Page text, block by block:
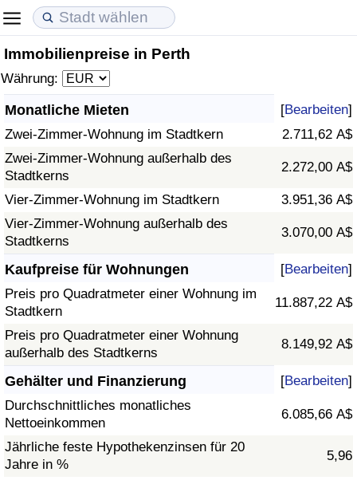
Immobilienpreise in Perth
Währung:
Monatliche Mieten [Bearbeiten]
Zwei-Zimmer-Wohnung im Stadtkern
2.711,62 A$
Zwei-Zimmer-Wohnung außerhalb des
Stadtkerns
2.272,00 A$
Vier-Zimmer-Wohnung im Stadtkern
3.951,36 A$
Vier-Zimmer-Wohnung außerhalb des
Stadtkerns
3.070,00 A$
Kaufpreise für Wohnungen [Bearbeiten]
Preis pro Quadratmeter einer Wohnung im
Stadtkern
11.887,22 A$
Preis pro Quadratmeter einer Wohnung
außerhalb des Stadtkerns
8.149,92 A$
Gehälter und Finanzierung [Bearbeiten]
Durchschnittliches monatliches
Nettoeinkommen
6.085,66 A$
Jährliche feste Hypothekenzinsen für 20
Jahre in %
5,96
Lebenshaltungskosten
Lebenshaltungskosten-Index (aktuell)
Lebenshaltungskosten-Index
Lebenshaltungskosten-Index nach Land
in Akaba
Immobilienpreise
Immobilienpreis-Index (aktuell)
Immobilienpreis-Index
Immobilienpreis-Index nach Land
Lebensqualität
Lebensqualität-Index
Lebensqualität-Index (aktuell)
Lebensqualitätsindex nach Land
Kriminalität
Kriminalitäts-Index (aktuell)
Kriminalitäts-Index
Kriminalitätsindex nach Land
Gesundheitsversorgung
Gesundheitsversorgungs-Index (aktuell)
Gesundheitsversorgungs-Index